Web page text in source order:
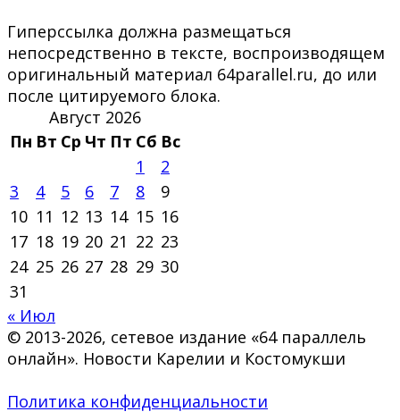
Гиперссылка должна размещаться
непосредственно в тексте, воспроизводящем
оригинальный материал 64parallel.ru, до или
после цитируемого блока.
Август 2026
Пн Вт Ср Чт Пт Сб Вс
1
2
3
4 5 6 7 8
9
10 11 12 13 14 15 16
17 18 19 20 21 22 23
24 25 26 27 28 29 30
31
« Июл
© 2013-2026, сетевое издание «64 параллель
онлайн». Новости Карелии и Костомукши
Политика конфиденциальности